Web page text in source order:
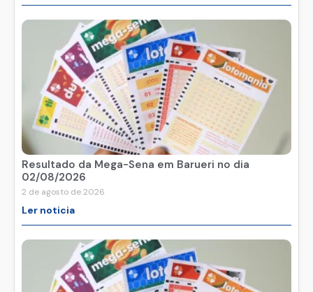
Resultado da Mega-Sena em Barueri no dia
02/08/2026
2 de agosto de 2026
Ler noticia